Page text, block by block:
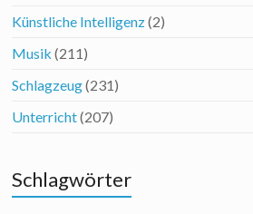
Künstliche Intelligenz(2)
Musik (211)
Schlagzeug(231)
Unterricht(207)
Schlagwörter